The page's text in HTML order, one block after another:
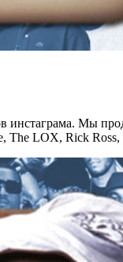
инстаграма. Мы
The LOX, Rick